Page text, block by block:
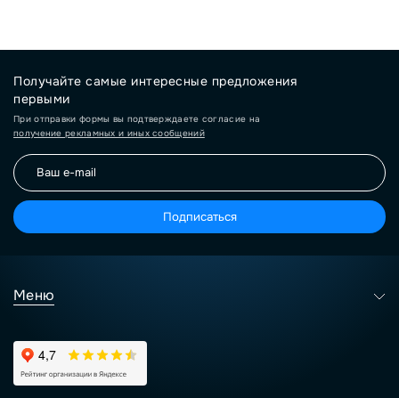
Получайте самые интересные предложения
первыми
При отправки формы вы подтверждаете согласие на
получение рекламных и иных сообщений
Подписаться
Меню